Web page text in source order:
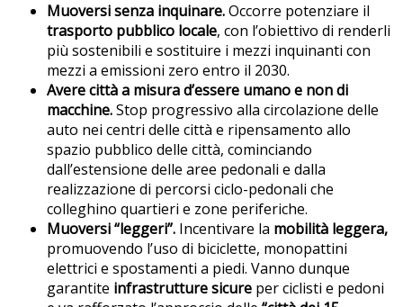
Muoversi senza inquinare.Occorre potenziare il
trasporto pubblico locale, con l’obiettivo di renderli
più sostenibili e sostituire i mezzi inquinanti con
mezzi a emissioni zero entro il 2030.
Avere città a misura d’essere umano e non di
macchine.Stop progressivo alla circolazione delle
auto nei centri delle città e ripensamento allo
spazio pubblico delle città, cominciando
dall’estensione delle aree pedonali e dalla
realizzazione di percorsi ciclo-pedonali che
colleghino quartieri e zone periferiche.
Muoversi “leggeri”. Incentivare la mobilità leggera,
promuovendo l’uso di biciclette, monopattini
elettrici e spostamenti a piedi. Vanno dunque
garantite infrastrutture sicure per ciclisti e pedoni